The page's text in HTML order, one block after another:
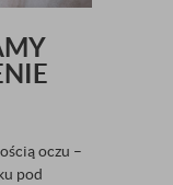
oczu –
pod